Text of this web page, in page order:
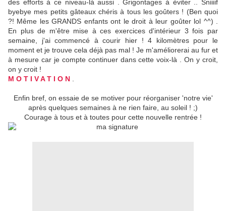
des efforts à ce niveau-là aussi . Grigontages à éviter .. Sniiiif
byebye mes petits gâteaux chéris à tous les goûters ! (Ben quoi
?! Même les GRANDS enfants ont le droit à leur goûter lol ^^) .
En plus de m'être mise à ces exercices d'intérieur 3 fois par
semaine, j'ai commencé à courir hier ! 4 kilomètres pour le
moment et je trouve cela déjà pas mal ! Je m'améliorerai au fur et
à mesure car je compte continuer dans cette voix-là . On y croit,
on y croit !
M O T I V A T I O N
Enfin bref, on essaie de se motiver pour réorganiser 'notre vie'
après quelques semaines à ne rien faire, au soleil ! ;)
Courage à tous et à toutes pour cette nouvelle rentrée !